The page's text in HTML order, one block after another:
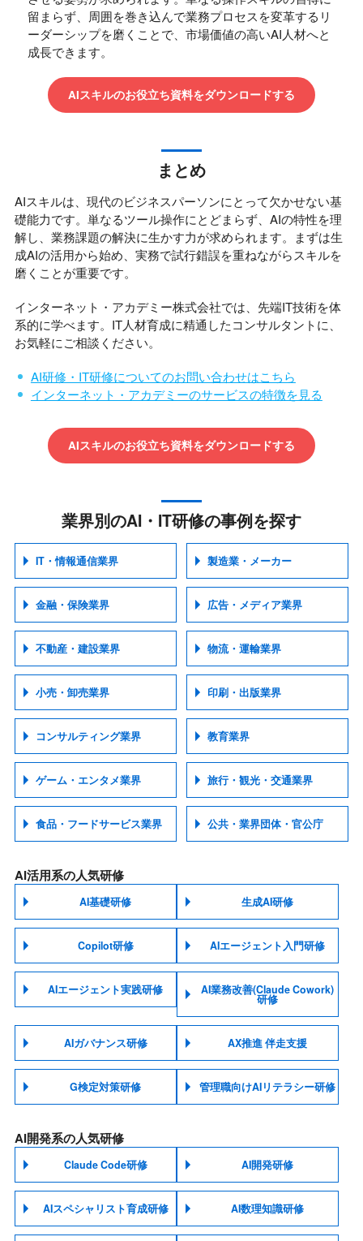
留まらず、周囲を巻き込んで業務プロセスを変革するリ
ーダーシップを磨くことで、市場価値の高いAI人材へと
成長できます。
AIスキルのお役立ち資料をダウンロードする
まとめ
AIスキルは、現代のビジネスパーソンにとって欠かせない基
礎能力です。単なるツール操作にとどまらず、AIの特性を理
解し、業務課題の解決に生かす力が求められます。まずは生
成AIの活用から始め、実務で試行錯誤を重ねながらスキルを
磨くことが重要です。
インターネット・アカデミー株式会社では、先端IT技術を体
系的に学べます。IT人材育成に精通したコンサルタントに、
お気軽にご相談ください。
AI研修・IT研修についてのお問い合わせはこちら
インターネット・アカデミーのサービスの特徴を見る
AIスキルのお役立ち資料をダウンロードする
業界別のAI・IT研修の事例を探す
IT・情報通信業界 製造業・メーカー
金融・保険業界 広告・メディア業界
不動産・建設業界 物流・運輸業界
小売・卸売業界 印刷・出版業界
コンサルティング業界 教育業界
ゲーム・エンタメ業界 旅行・観光・交通業界
食品・フードサービス業界 公共・業界団体・官公庁
AI活用系の人気研修
AI基礎研修 生成AI研修
Copilot研修 AIエージェント入門研修
AIエージェント実践研修 AI業務改善(Claude Cowork)
研修
AIガバナンス研修 AX推進 伴走支援
G検定対策研修 管理職向けAIリテラシー研修
AI開発系の人気研修
Claude Code研修 AI開発研修
AIスペシャリスト育成研修 AI数理知識研修